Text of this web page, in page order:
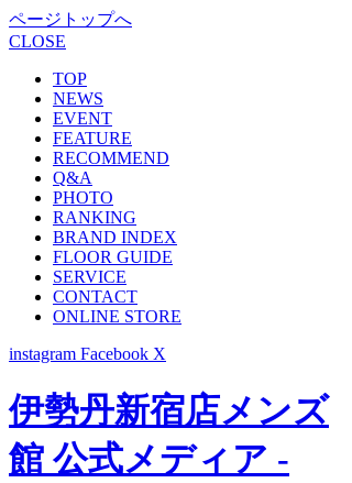
ページトップへ
CLOSE
TOP
NEWS
EVENT
FEATURE
RECOMMEND
Q&A
PHOTO
RANKING
BRAND INDEX
FLOOR GUIDE
SERVICE
CONTACT
ONLINE STORE
instagram Facebook X
伊勢丹新宿店メンズ
館 公式メディア -